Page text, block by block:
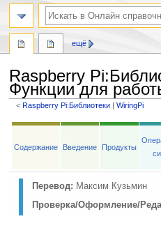
Raspberry Pi:
Функции для
<Raspberry Pi:Библиотеки ‎ |WiringPi
Перейти
навигации
Перейти
поиску
Содержание Введение Продукты
Перевод: Максим Кузьмин
Проверка/Оформление/
ещё